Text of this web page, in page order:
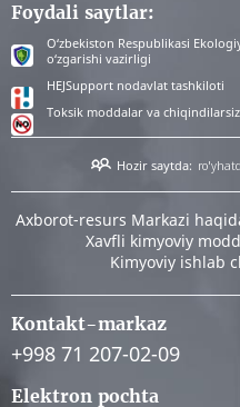
Foydali saytlar:
O‘zbekiston Respublikasi
o‘zgarishi vazirligi
HEJSupport nodavlat tashkiloti
Toksik moddalar va
Hozir saytda:
Аxborot-resurs Markazi
Xavfli kimyoviy
Kimyoviy ishlab
Kontakt-markaz
+998 71 207-02-09
Elektron pochta